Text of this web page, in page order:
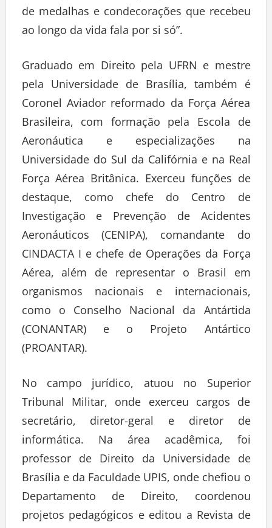
de medalhas e condecorações que recebeu
ao longo da vida fala por si só”.
Graduado em Direito pela UFRN e mestre
pela Universidade de Brasília, também é
Coronel Aviador reformado da Força Aérea
Brasileira, com formação pela Escola de
Aeronáutica e especializações na
Universidade do Sul da Califórnia e na Real
Força Aérea Britânica. Exerceu funções de
destaque, como chefe do Centro de
Investigação e Prevenção de Acidentes
Aeronáuticos (CENIPA), comandante do
CINDACTA I e chefe de Operações da Força
Aérea, além de representar o Brasil em
organismos nacionais e internacionais,
como o Conselho Nacional da Antártida
(CONANTAR) e o Projeto Antártico
(PROANTAR).
No campo jurídico, atuou no Superior
Tribunal Militar, onde exerceu cargos de
secretário, diretor-geral e diretor de
informática. Na área acadêmica, foi
professor de Direito da Universidade de
Brasília e da Faculdade UPIS, onde chefiou o
Departamento de Direito, coordenou
projetos pedagógicos e editou a Revista de